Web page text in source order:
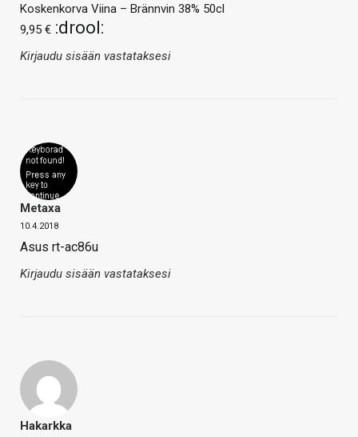
Koskenkorva Viina – Brännvin 38% 50cl
9,95 € :drool:
Kirjaudu sisään vastataksesi
Metaxa
10.4.2018
Asus rt-ac86u
Kirjaudu sisään vastataksesi
Hakarkka